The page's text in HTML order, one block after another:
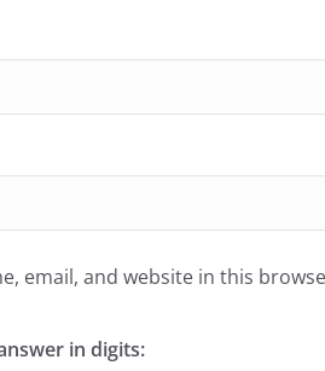
email, and website in this
in digits: